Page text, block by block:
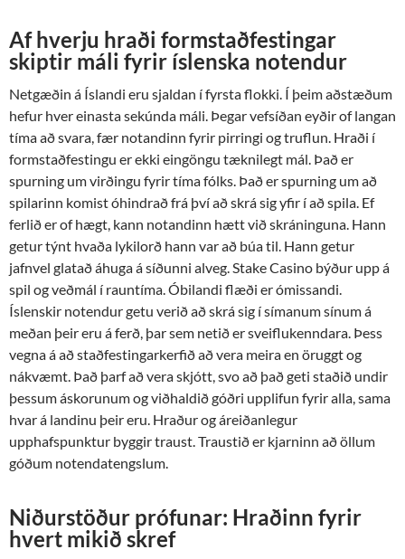
Af hverju hraði formstaðfestingar
skiptir máli fyrir íslenska notendur
Netgæðin á Íslandi eru sjaldan í fyrsta flokki. Í þeim aðstæðum
hefur hver einasta sekúnda máli. Þegar vefsíðan eyðir of langan
tíma að svara, fær notandinn fyrir pirringi og truflun. Hraði í
formstaðfestingu er ekki eingöngu tæknilegt mál. Það er
spurning um virðingu fyrir tíma fólks. Það er spurning um að
spilarinn komist óhindrað frá því að skrá sig yfir í að spila. Ef
ferlið er of hægt, kann notandinn hætt við skráninguna. Hann
getur týnt hvaða lykilorð hann var að búa til. Hann getur
jafnvel glatað áhuga á síðunni alveg. Stake Casino býður upp á
spil og veðmál í rauntíma. Óbilandi flæði er ómissandi.
Íslenskir notendur getu verið að skrá sig í símanum sínum á
meðan þeir eru á ferð, þar sem netið er sveiflukenndara. Þess
vegna á að staðfestingarkerfið að vera meira en öruggt og
nákvæmt. Það þarf að vera skjótt, svo að það geti staðið undir
þessum áskorunum og viðhaldið góðri upplifun fyrir alla, sama
hvar á landinu þeir eru. Hraður og áreiðanlegur
upphafspunktur byggir traust. Traustið er kjarninn að öllum
góðum notendatengslum.
Niðurstöður prófunar: Hraðinn fyrir
hvert mikið skref